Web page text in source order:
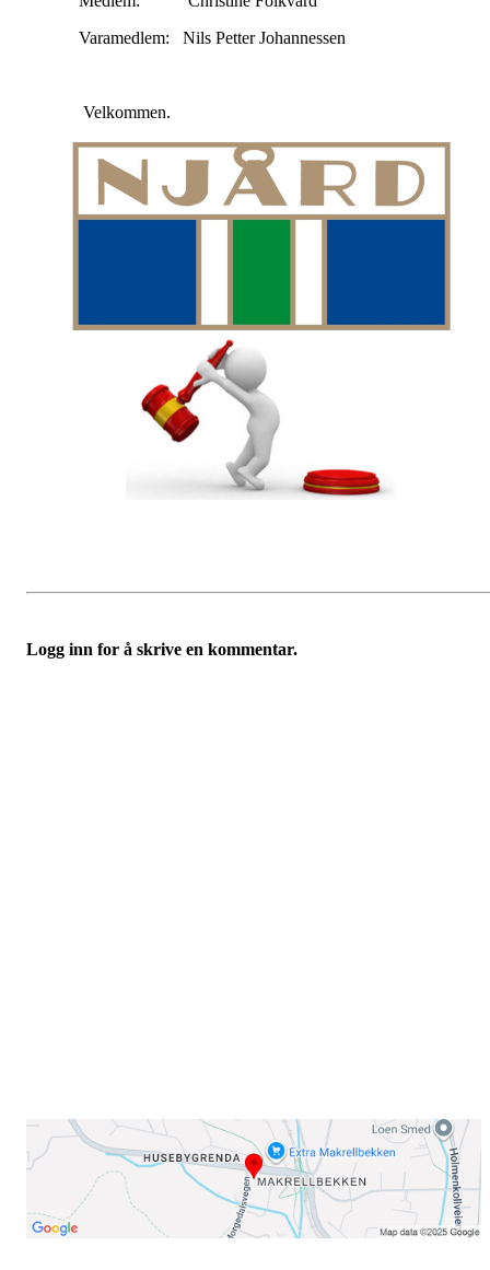
Varamedlem: Nils Petter Johannessen
Velkommen.
Logg inn for å skrive en kommentar.